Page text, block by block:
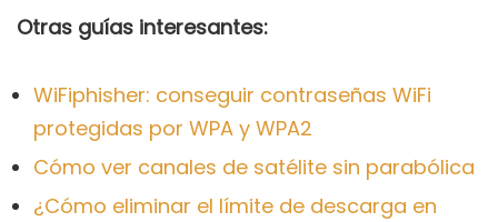
Otras guías interesantes:
WiFiphisher: conseguir contraseñas WiFi
protegidas por WPA y WPA2
Cómo ver canales de satélite sin parabólica
¿Cómo eliminar el límite de descarga en